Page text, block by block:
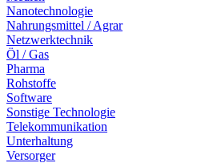
Nanotechnologie
Nahrungsmittel / Agrar
Netzwerktechnik
Öl / Gas
Pharma
Rohstoffe
Software
Sonstige Technologie
Telekommunikation
Unterhaltung
Versorger